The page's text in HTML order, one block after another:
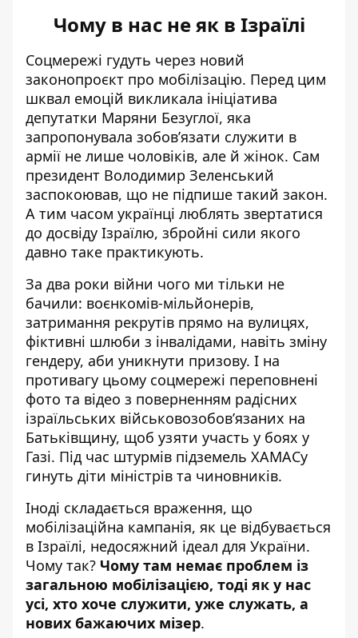
Чому в нас не як в Ізраїлі
Соцмережі гудуть через новий
законопроєкт про мобілізацію. Перед цим
шквал емоцій викликала ініціатива
депутатки Маряни Безуглої, яка
запропонувала зобов’язати служити в
армії не лише чоловіків, але й жінок. Сам
президент Володимир Зеленський
заспокоював, що не підпише такий закон.
А тим часом українці люблять звертатися
до досвіду Ізраїлю, збройні сили якого
давно таке практикують.
За два роки війни чого ми тільки не
бачили: воєнкомів-мільйонерів,
затримання рекрутів прямо на вулицях,
фіктивні шлюби з інвалідами, навіть зміну
гендеру, аби уникнути призову. І на
противагу цьому соцмережі переповнені
фото та відео з поверненням радісних
ізраїльських військовозобов’язаних на
Батьківщину, щоб узяти участь у боях у
Газі. Під час штурмів підземель ХАМАСу
гинуть діти міністрів та чиновників.
Іноді складається враження, що
мобілізаційна кампанія, як це відбувається
в Ізраїлі, недосяжний ідеал для України.
Чому так? Чому там немає проблем із
загальною мобілізацією, тоді як у нас
усі, хто хоче служити, уже служать, а
нових бажаючих мізер.